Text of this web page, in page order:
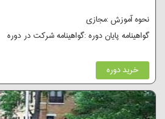
نحوه آموزش :مجازی
گواهینامه پایان دوره :گواهینامه شرکت در دوره
خرید دوره